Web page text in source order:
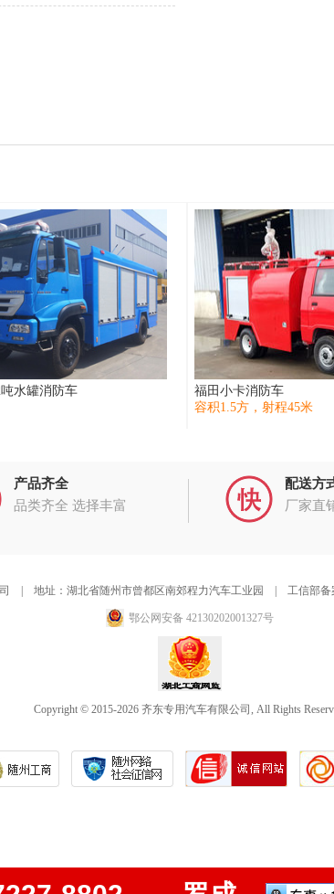
水罐消防车
福田小卡消防车
容积1.5方，射程45米
产品齐全
品类齐全 选择丰富
配送方
厂家直
司 | 地址：湖北省随州市曾都区南郊程力汽车工业园 | 工信部备
鄂公网安备 42130202001327号
Copyright © 2015-2026 齐东专用汽车有限公司, All Rights